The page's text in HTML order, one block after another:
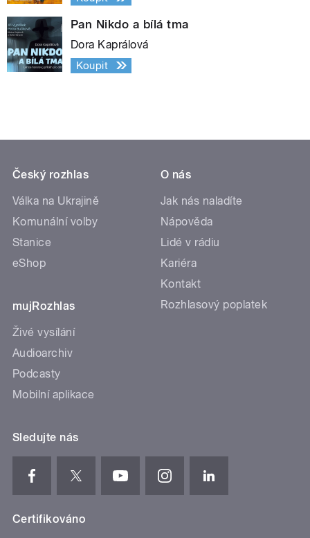
Pan Nikdo a bílá tma
Dora Kaprálová
Koupit
Český rozhlas
Válka na Ukrajině
Komunální volby
Stanice
eShop
mujRozhlas
Živé vysílání
Audioarchiv
Podcasty
Mobilní aplikace
O nás
Jak nás naladíte
Nápověda
Lidé v rádiu
Kariéra
Kontakt
Rozhlasový poplatek
Sledujte nás
Certifikováno